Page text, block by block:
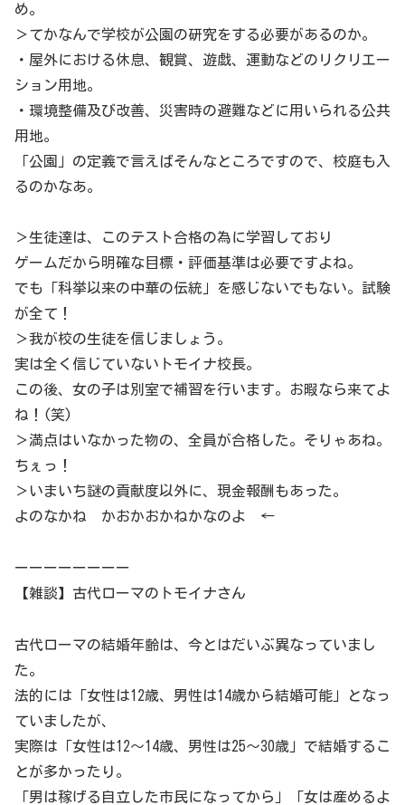
め。
＞てかなんで学校が公園の研究をする必要があるのか。
・屋外における休息、観賞、遊戯、運動などのリクリエー
ション用地。
・環境整備及び改善、災害時の避難などに用いられる公共
用地。
「公園」の定義で言えばそんなところですので、校庭も入
るのかなあ。
＞生徒達は、このテスト合格の為に学習しており
ゲームだから明確な目標・評価基準は必要ですよね。
でも「科挙以来の中華の伝統」を感じないでもない。試験
が全て！
＞我が校の生徒を信じましょう。
実は全く信じていないトモイナ校長。
この後、女の子は別室で補習を行います。お暇なら来てよ
ね！(笑)
＞満点はいなかった物の、全員が合格した。そりゃあね。
ちぇっ！
＞いまいち謎の貢献度以外に、現金報酬もあった。
よのなかね かおかおかねかなのよ ←
ーーーーーーーー
【雑談】古代ローマのトモイナさん
古代ローマの結婚年齢は、今とはだいぶ異なっていまし
た。
法的には「女性は12歳、男性は14歳から結婚可能」となっ
ていましたが、
実際は「女性は12〜14歳、男性は25〜30歳」で結婚するこ
とが多かったり。
「男は稼げる自立した市民になってから」「女は産めるよ